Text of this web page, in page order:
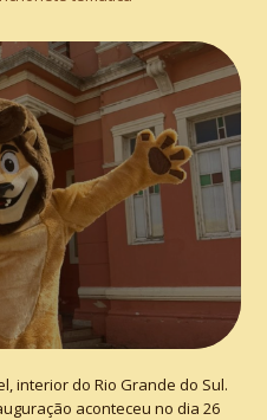
interior do Rio Grande do Sul.
aconteceu no dia 26